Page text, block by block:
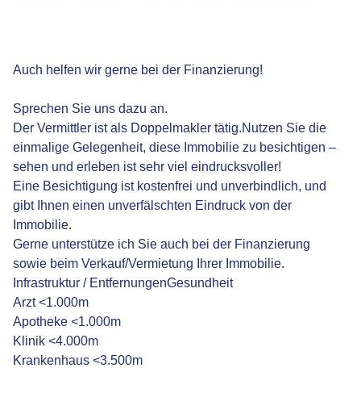
Auch helfen wir gerne bei der Finanzierung!
Sprechen Sie uns dazu an.
Der Vermittler ist als Doppelmakler tätig.Nutzen Sie die
einmalige Gelegenheit, diese Immobilie zu besichtigen –
sehen und erleben ist sehr viel eindrucksvoller!
Eine Besichtigung ist kostenfrei und unverbindlich, und
gibt Ihnen einen unverfälschten Eindruck von der
Immobilie.
Gerne unterstütze ich Sie auch bei der Finanzierung
sowie beim Verkauf/Vermietung Ihrer Immobilie.
Infrastruktur / EntfernungenGesundheit
Arzt <1.000m
Apotheke <1.000m
Klinik <4.000m
Krankenhaus <3.500m